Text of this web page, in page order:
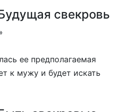
свекровь
ее предполагаемая
к мужу и будет искать